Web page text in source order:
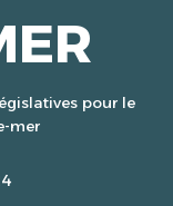
pour le
mer